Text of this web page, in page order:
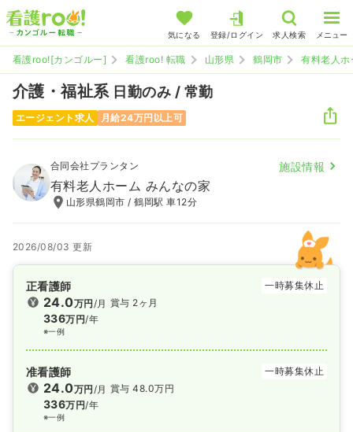
気になる 登録/ログイン 求人検索 メニュー
看護roo![カンゴルー] 看護roo! 転職 山形県 鶴岡市 有料老人
介護・福祉系 日勤のみ / 常勤
エージェント求人 月給24万円以上可
合同会社プランタン 施設情報
有料老人ホーム みんなの家
山形県鶴岡市 / 鶴岡駅 車12分
2026/08/03 更新
正看護師 一時募集休止
24.0万円/月
336万円/年
※一例
賞与 2ヶ月
准看護師 一時募集休止
24.0万円/月
336万円/年
※一例
賞与 48.0万円